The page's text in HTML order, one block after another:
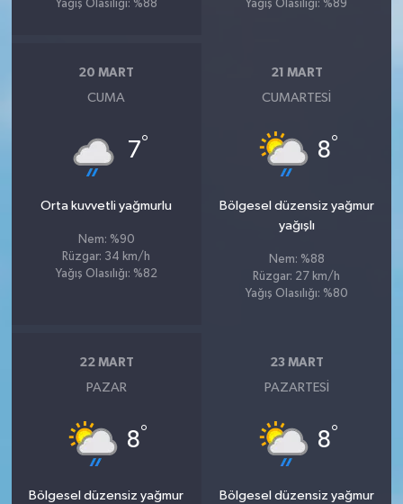
Yağış Olasılığı: %88 Yağış Olasılığı: %89
20 MART
CUMA
7°
Orta kuvvetli yağmurlu
Nem: %90
Rüzgar: 34 km/h
Yağış Olasılığı: %82
21 MART
CUMARTESI
8°
Bölgesel düzensiz yağmur
yağışlı
Nem: %88
Rüzgar: 27 km/h
Yağış Olasılığı: %80
22 MART
PAZAR
8°
Bölgesel düzensiz yağmur
23 MART
PAZARTESI
8°
Bölgesel düzensiz yağmur